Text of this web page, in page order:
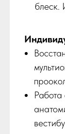
блеск.